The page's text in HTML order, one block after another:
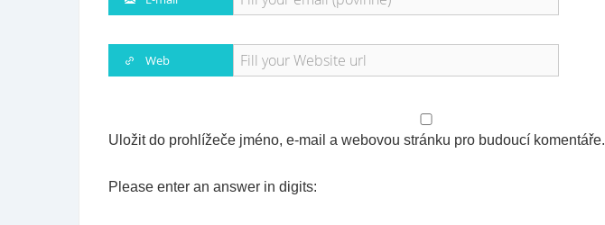
Web
Uložit do prohlížeče jméno, e-mail a webovou stránku pro budoucí komentáře.
Please enter an answer in digits: